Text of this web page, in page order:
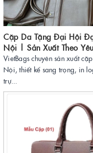
Cặp Da Tặng Đại Hội
Nội | Sản Xuất Theo
VietBags chuyên sản xuất
Nội, thiết kế sang trọng, in
trự...